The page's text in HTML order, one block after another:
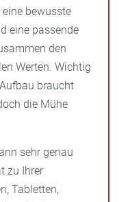
bewusste
eine passende
den
Werten. Wichtig
braucht
die Mühe
sehr genau
zu Ihrer
Tabletten,